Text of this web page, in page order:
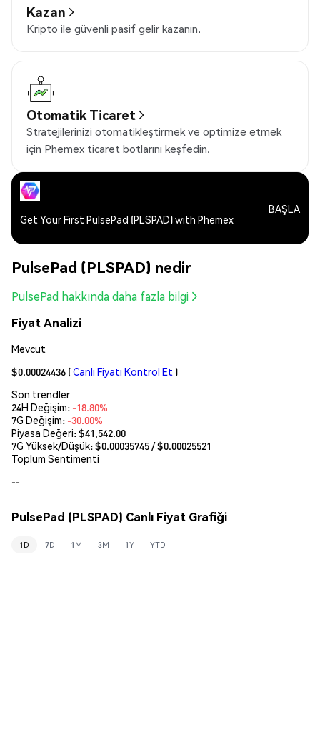
Kazan
Kripto ile güvenli pasif gelir kazanın.
Otomatik Ticaret
Stratejilerinizi otomatikleştirmek ve optimize etmek
için Phemex ticaret botlarını keşfedin.
Get Your First PulsePad (PLSPAD) with Phemex
BAŞLA
PulsePad (PLSPAD) nedir
PulsePad hakkında daha fazla bilgi
Fiyat Analizi
Mevcut
$0.00024436 (Canlı Fiyatı Kontrol Et )
Son trendler
24H Değişim: -18.80%
7G Değişim: -30.00%
Piyasa Değeri:$41,542.00
7G Yüksek/Düşük: $0.00035745/ $0.00025521
Toplum Sentimenti
--
PulsePad (PLSPAD) Canlı Fiyat Grafiği
1D 7D 1M 3M 1Y YTD